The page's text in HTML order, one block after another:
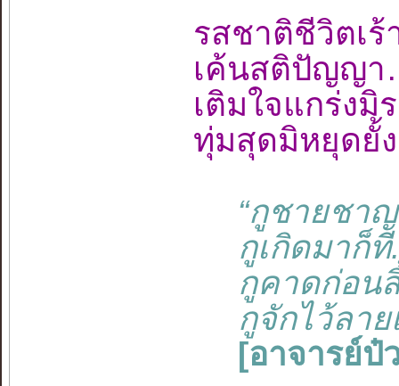
รสชาติชีวิต
เค้นสติปัญญ
เติมใจแกร่ง
ทุ่มสุดมิหยุด
“กูชายชาญ
กูเกิดมาก็ที
กูคาดก่อนสิ้
กูจักไว้ลาย
[อาจารย์ป๋